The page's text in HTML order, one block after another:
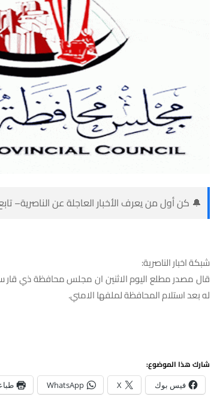
🔔 كن أول من يعرف الأخبار العاجلة عن الناصرية–
شبكة اخبار الناصرية:
قال مصدر مطلع اليوم الاثنين ان مجلس محافظة ذي
له بعد استلام المحافظة لملفها الامني.
شارك هذا الموضوع:
فيس بوك X
WhatsApp